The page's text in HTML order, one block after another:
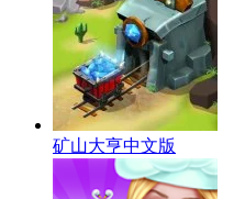
矿山大亨中文版